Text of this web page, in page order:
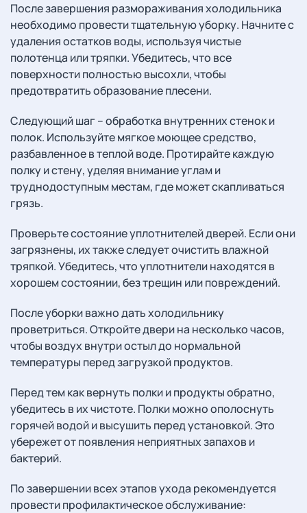
После завершения размораживания холодильника
необходимо провести тщательную уборку. Начните с
удаления остатков воды, используя чистые
полотенца или тряпки. Убедитесь, что все
поверхности полностью высохли, чтобы
предотвратить образование плесени.
Следующий шаг – обработка внутренних стенок и
полок. Используйте мягкое моющее средство,
разбавленное в теплой воде. Протирайте каждую
полку и стену, уделяя внимание углам и
труднодоступным местам, где может скапливаться
грязь.
Проверьте состояние уплотнителей дверей. Если они
загрязнены, их также следует очистить влажной
тряпкой. Убедитесь, что уплотнители находятся в
хорошем состоянии, без трещин или повреждений.
После уборки важно дать холодильнику
проветриться. Откройте двери на несколько часов,
чтобы воздух внутри остыл до нормальной
температуры перед загрузкой продуктов.
Перед тем как вернуть полки и продукты обратно,
убедитесь в их чистоте. Полки можно ополоснуть
горячей водой и высушить перед установкой. Это
убережет от появления неприятных запахов и
бактерий.
По завершении всех этапов ухода рекомендуется
провести профилактическое обслуживание: